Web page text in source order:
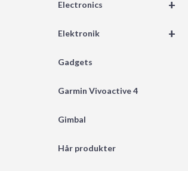
+
Electronics
+
Elektronik
Gadgets
Garmin Vivoactive 4
Gimbal
Hår produkter